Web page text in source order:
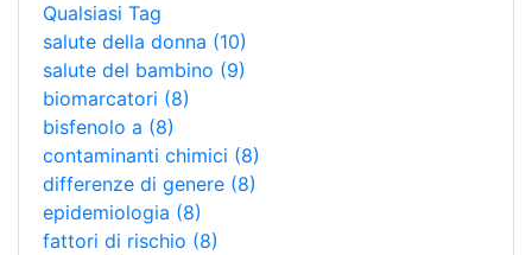
Qualsiasi Tag
salute della donna (10)
salute del bambino (9)
biomarcatori (8)
bisfenolo a (8)
contaminanti chimici (8)
differenze di genere (8)
epidemiologia (8)
fattori di rischio (8)